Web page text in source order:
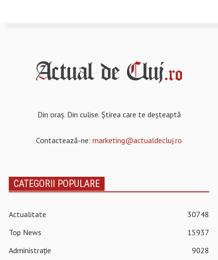
Din oraș. Din culise. Știrea care te deșteaptă
Contactează-ne: marketing@actualdecluj.ro
CATEGORII POPULARE
Actualitate
30748
Top News
15937
Administrație
9028